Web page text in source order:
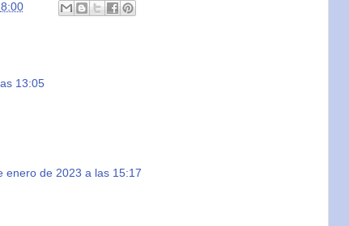
8:00
13:05
enero de 2023 a las 15:17